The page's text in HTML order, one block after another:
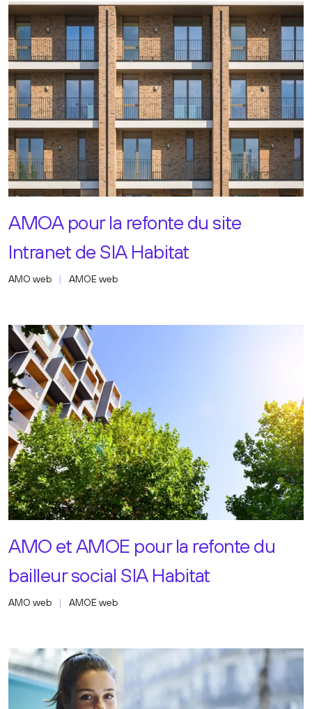
AMOA pour la refonte du site
Intranet de SIA Habitat
AMO web AMOE web
AMO et AMOE pour la refonte du
bailleur social SIA Habitat
AMO web AMOE web